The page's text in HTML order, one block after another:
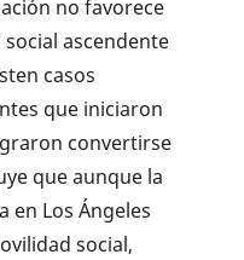
no favorece
ascendente
casos
que iniciaron
convertirse
que aunque la
en Los Ángeles
social,